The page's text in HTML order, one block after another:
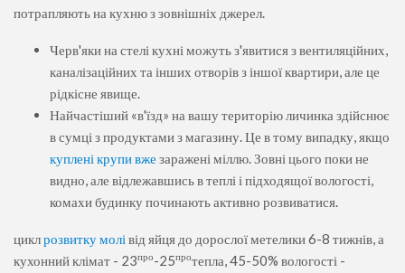
потрапляють на кухню з зовнішніх джерел.
Черв'яки на стелі кухні можуть з'явитися з вентиляційних,
каналізаційних та інших отворів з іншої квартири, але це
рідкісне явище.
Найчастіший «в'їзд» на вашу територію личинка здійснює
в сумці з продуктами з магазину. Це в тому випадку, якщо
куплені крупи вже заражені міллю. Зовні цього поки не
видно, але відлежавшись в теплі і підходящої вологості,
комахи будинку починають активно розвиватися.
циклрозвитку молі від яйця до дорослої метелики 6-8 тижнів, а
кухонний клімат - 23про-25протепла, 45-50% вологості -